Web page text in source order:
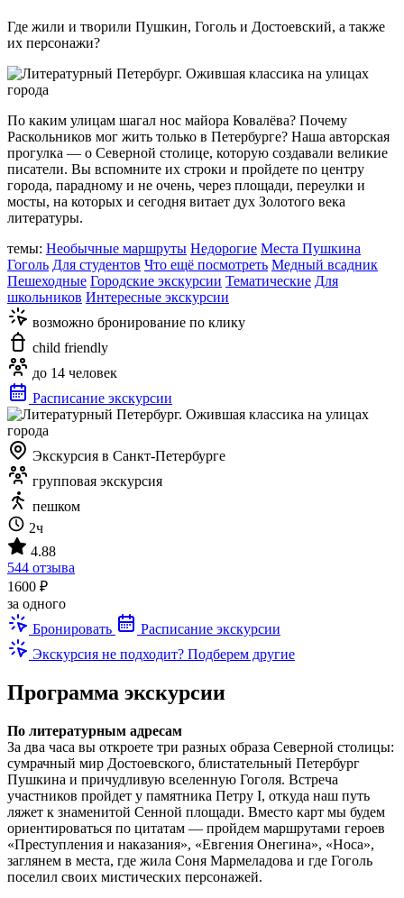
Где жили и творили Пушкин, Гоголь и Достоевский, а также
их персонажи?
По каким улицам шагал нос майора Ковалёва? Почему
Раскольников мог жить только в Петербурге? Наша авторская
прогулка — о Северной столице, которую создавали великие
писатели. Вы вспомните их строки и пройдете по центру
города, парадному и не очень, через площади, переулки и
мосты, на которых и сегодня витает дух Золотого века
литературы.
темы: Необычные маршруты Недорогие Места Пушкина
Гоголь Для студентов Что ещё посмотреть Медный всадник
Пешеходные Городские экскурсии Тематические Для
школьников Интересные экскурсии
возможно бронирование по клику
child friendly
до 14 человек
Расписание экскурсии
Экскурсия в Санкт-Петербурге
групповая экскурсия
пешком
2ч
4.88
544 отзыва
1600 ₽
за одного
Бронировать
Расписание экскурсии
Экскурсия не подходит? Подберем другие
Программа экскурсии
По литературным адресам
За два часа вы откроете три разных образа Северной столицы:
сумрачный мир Достоевского, блистательный Петербург
Пушкина и причудливую вселенную Гоголя. Встреча
участников пройдет у памятника Петру I, откуда наш путь
ляжет к знаменитой Сенной площади. Вместо карт мы будем
ориентироваться по цитатам — пройдем маршрутами героев
«Преступления и наказания», «Евгения Онегина», «Носа»,
заглянем в места, где жила Соня Мармеладова и где Гоголь
поселил своих мистических персонажей.